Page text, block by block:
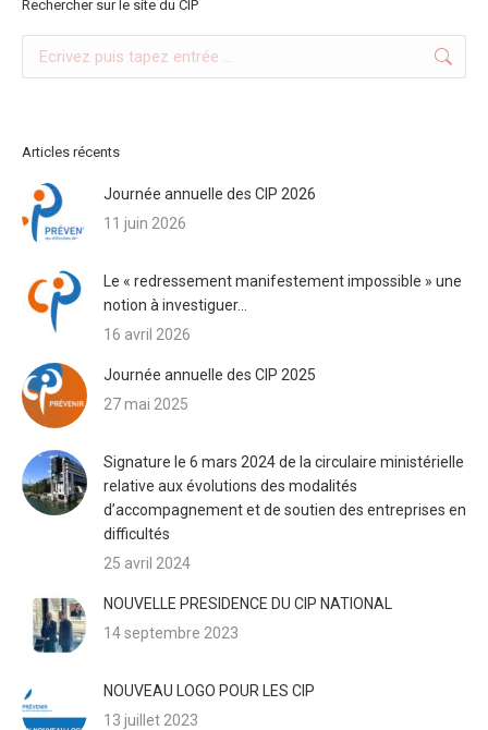
Rechercher sur le site du CIP
Articles récents
Journée annuelle des CIP 2026
11 juin 2026
Le « redressement manifestement impossible » une
notion à investiguer…
16 avril 2026
Journée annuelle des CIP 2025
27 mai 2025
Signature le 6 mars 2024 de la circulaire ministérielle
relative aux évolutions des modalités
d’accompagnement et de soutien des entreprises en
difficultés
25 avril 2024
NOUVELLE PRESIDENCE DU CIP NATIONAL
14 septembre 2023
NOUVEAU LOGO POUR LES CIP
13 juillet 2023